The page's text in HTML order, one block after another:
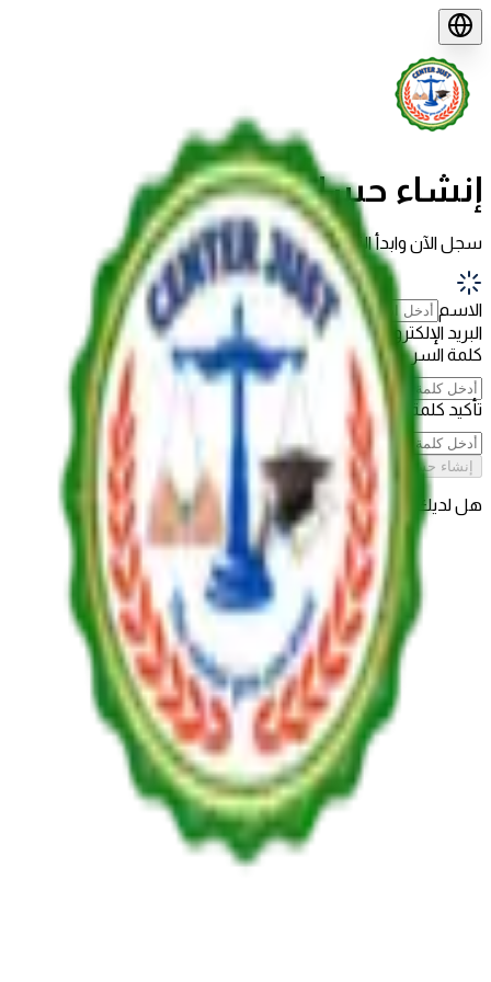
إنشاء حساب
سجل الآن وابدأ التعلم
الاسم
البريد الإلكتروني
كلمة السر
تأكيد كلمة السر
إنشاء حساب
هل لديك حساب بالفعل؟ تسجيل الدخول